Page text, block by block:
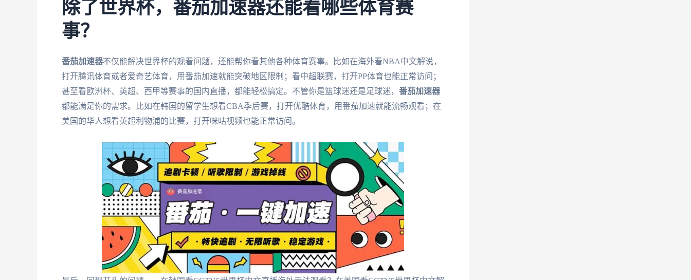
除了世界杯，番茄加速器还能看哪些体育赛
事？
番茄加速器不仅能解决世界杯的观看问题，还能帮你看其他各种体育赛事。比如在海外看NBA中文解说，
打开腾讯体育或者爱奇艺体育，用番茄加速就能突破地区限制；看中超联赛，打开PP体育也能正常访问；
甚至看欧洲杯、英超、西甲等赛事的国内直播，都能轻松搞定。不管你是篮球迷还是足球迷， 番茄加速器
都能满足你的需求。比如在韩国的留学生想看CBA季后赛，打开优酷体育，用番茄加速就能流畅观看；在
美国的华人想看英超利物浦的比赛，打开咪咕视频也能正常访问。